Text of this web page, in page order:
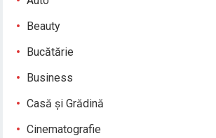
Beauty
Bucătărie
Business
Casă și Grădină
Cinematografie